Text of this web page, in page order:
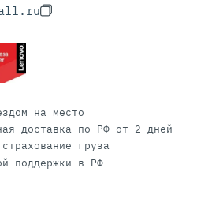
на место
доставка по РФ от 2 дней
груза
поддержки в РФ